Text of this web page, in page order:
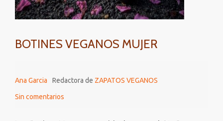
BOTINES VEGANOS MUJER
Ana Garcia Redactora de ZAPATOS VEGANOS
Sin comentarios